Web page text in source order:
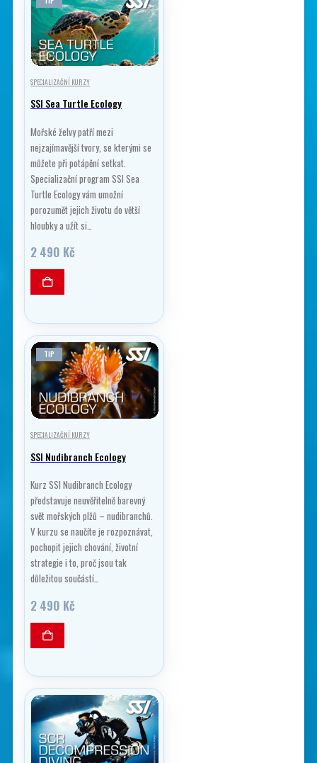
SPECIALIZAČNÍ KURZY
SSI Sea Turtle Ecology
Mořské želvy patří mezi
nejzajímavější tvory, se kterými se
můžete při potápění setkat.
Specializační program SSI Sea
Turtle Ecology vám umožní
porozumět jejich životu do větší
hloubky a užít si…
2 490 Kč
TIP
SPECIALIZAČNÍ KURZY
SSI Nudibranch Ecology
Kurz SSI Nudibranch Ecology
představuje neuvěřitelně barevný
svět mořských plžů – nudibranchů.
V kurzu se naučíte je rozpoznávat,
pochopit jejich chování, životní
strategie i to, proč jsou tak
důležitou součástí…
2 490 Kč